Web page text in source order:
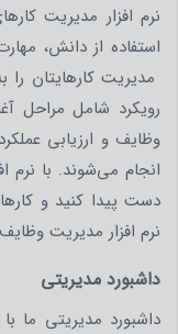
نرم افزار مدیریت
استفاده از دانش،
مدیریت کارهایتان
رویکرد شامل مراحل
وظایف و ارزیابی
انجام می‌شوند. با نرم
دست پیدا کنید و
نرم افزار مدیریت
داشبورد مدیریتی
داشبورد مدیریتی ما